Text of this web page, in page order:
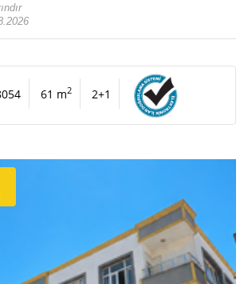
61 m2 2+1